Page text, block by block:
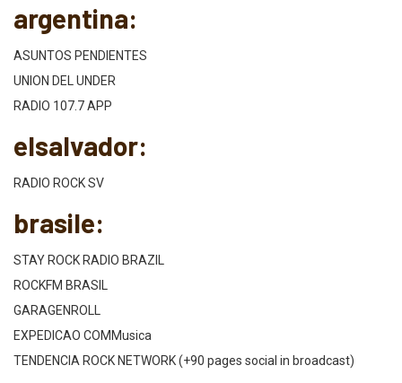
argentina:
ASUNTOS PENDIENTES
UNION DEL UNDER
RADIO 107.7 APP
elsalvador:
RADIO ROCK SV
brasile:
STAY ROCK RADIO BRAZIL
ROCKFM BRASIL
GARAGENROLL
EXPEDICAO COMMusica
TENDENCIA ROCK NETWORK (+90 pages social in broadcast)